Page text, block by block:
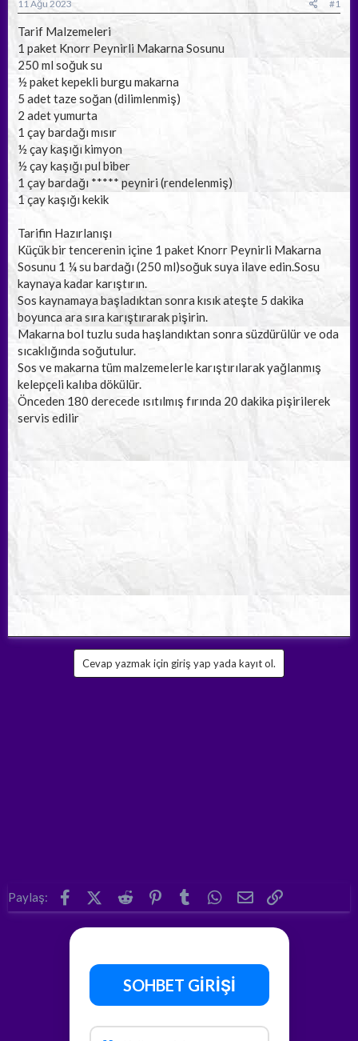
ş
l
a
t
a
n
t
a
r
i
i
11 Ağu 2023 #1
Tarif Malzemeleri
1 paket Knorr Peynirli Makarna Sosunu
250 ml soğuk su
½ paket kepekli burgu makarna
5 adet taze soğan (dilimlenmiş)
2 adet yumurta
1 çay bardağı mısır
½ çay kaşığı kimyon
½ çay kaşığı pul biber
1 çay bardağı ***** peyniri (rendelenmiş)
1 çay kaşığı kekik
Tarifin Hazırlanışı
Küçük bir tencerenin içine 1 paket Knorr Peynirli Makarna
Sosunu 1 ¼ su bardağı (250 ml)soğuk suya ilave edin.Sosu
kaynaya kadar karıştırın.
Sos kaynamaya başladıktan sonra kısık ateşte 5 dakika
boyunca ara sıra karıştırarak pişirin.
Makarna bol tuzlu suda haşlandıktan sonra süzdürülür ve oda
sıcaklığında soğutulur.
Sos ve makarna tüm malzemelerle karıştırılarak yağlanmış
kelepçeli kalıba dökülür.
Önceden 180 derecede ısıtılmış fırında 20 dakika pişirilerek
servis edilir
Cevap yazmak için giriş yap yada kayıt ol.
Paylaş: FacebookX (Twitter)
Reddit Pinterest
Tumblr WhatsApp
E-posta
SOHBET GİRİŞİ